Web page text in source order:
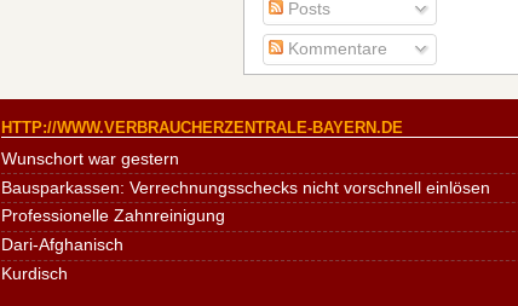
Posts
Kommentare
HTTP://WWW.VERBRAUCHERZENTRALE-BAYERN.DE
Wunschort war gestern
Bausparkassen: Verrechnungsschecks nicht vorschnell einlösen
Professionelle Zahnreinigung
Dari-Afghanisch
Kurdisch